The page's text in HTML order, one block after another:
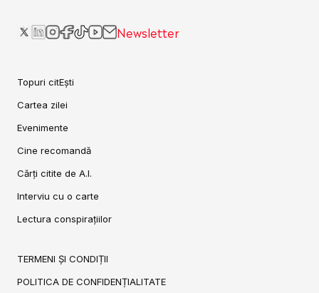
Newsletter
Topuri citEști
Cartea zilei
Evenimente
Cine recomandă
Cărți citite de A.I.
Interviu cu o carte
Lectura conspirațiilor
TERMENI ȘI CONDIȚII
POLITICA DE CONFIDENȚIALITATE